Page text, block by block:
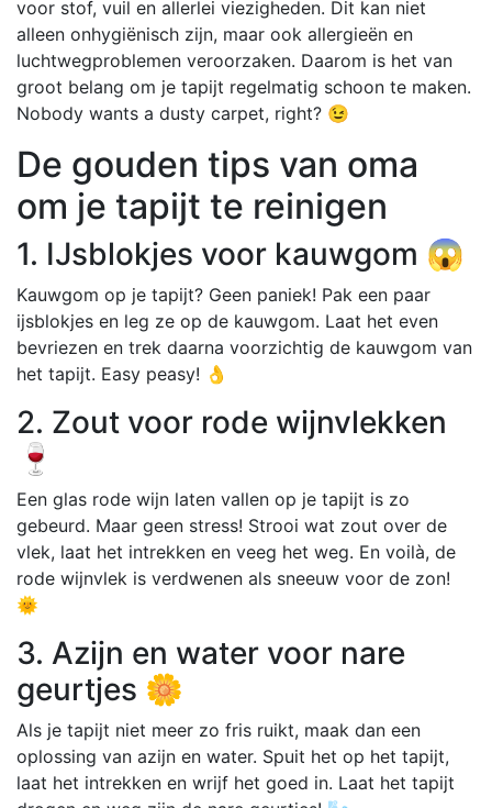
voor stof, vuil en allerlei viezigheden. Dit kan niet
alleen onhygiënisch zijn, maar ook allergieën en
luchtwegproblemen veroorzaken. Daarom is het van
groot belang om je tapijt regelmatig schoon te maken.
Nobody wants a dusty carpet, right? 😉
De gouden tips van oma
om je tapijt te reinigen
1. IJsblokjes voor kauwgom 😱
Kauwgom op je tapijt? Geen paniek! Pak een paar
ijsblokjes en leg ze op de kauwgom. Laat het even
bevriezen en trek daarna voorzichtig de kauwgom van
het tapijt. Easy peasy! 👌
2. Zout voor rode wijnvlekken
🍷
Een glas rode wijn laten vallen op je tapijt is zo
gebeurd. Maar geen stress! Strooi wat zout over de
vlek, laat het intrekken en veeg het weg. En voilà, de
rode wijnvlek is verdwenen als sneeuw voor de zon!
🌞
3. Azijn en water voor nare
geurtjes 🌼
Als je tapijt niet meer zo fris ruikt, maak dan een
oplossing van azijn en water. Spuit het op het tapijt,
laat het intrekken en wrijf het goed in. Laat het tapijt